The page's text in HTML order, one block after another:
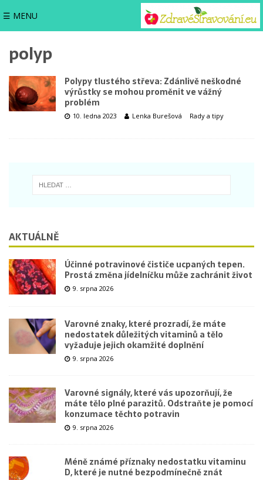
☰ MENU
polyp
Polypy tlustého střeva: Zdánlivě neškodné
výrůstky se mohou proměnit ve vážný
problém
10. ledna 2023 Lenka Burešová Rady a tipy
AKTUÁLNĚ
Účinné potravinové čističe ucpaných tepen.
Prostá změna jídelníčku může zachránit život
9. srpna 2026
Varovné znaky, které prozradí, že máte
nedostatek důležitých vitaminů a tělo
vyžaduje jejich okamžité doplnění
9. srpna 2026
Varovné signály, které vás upozorňují, že
máte tělo plné parazitů. Odstraňte je pomocí
konzumace těchto potravin
9. srpna 2026
Méně známé příznaky nedostatku vitaminu
D, které je nutné bezpodmínečně znát